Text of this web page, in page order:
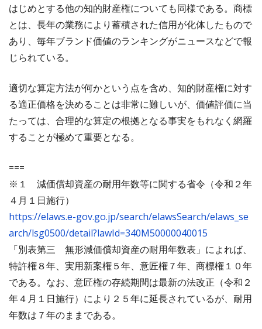
はじめとする他の知的財産権についても同様である。商標
とは、長年の業務により蓄積された信用が化体したもので
あり、毎年ブランド価値のランキングがニュースなどで報
じられている。
適切な算定方法が何かという点を含め、知的財産権に対す
る適正価格を決めることは非常に難しいが、価値評価に当
たっては、合理的な算定の根拠となる事実をもれなく網羅
することが極めて重要となる。
===
※１ 減価償却資産の耐用年数等に関する省令（令和２年
４月１日施行）
https://elaws.e-gov.go.jp/search/elawsSearch/elaws_se
arch/lsg0500/detail?lawId=340M50000040015
「別表第三 無形減価償却資産の耐用年数表」によれば、
特許権８年、実用新案権５年、意匠権７年、商標権１０年
である。なお、意匠権の存続期間は最新の法改正（令和２
年４月１日施行）により２５年に延長されているが、耐用
年数は７年のままである。